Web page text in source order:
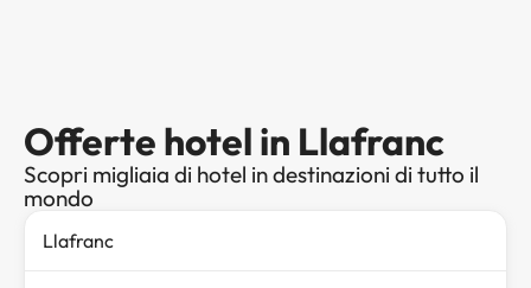
Offerte hotel in Llafranc
Scopri migliaia di hotel in destinazioni di tutto il
mondo